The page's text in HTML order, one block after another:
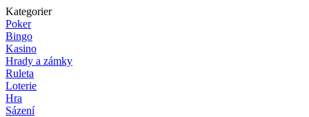
Kategorier
Poker
Bingo
Kasino
Hrady a zámky
Ruleta
Loterie
Hra
Sázení